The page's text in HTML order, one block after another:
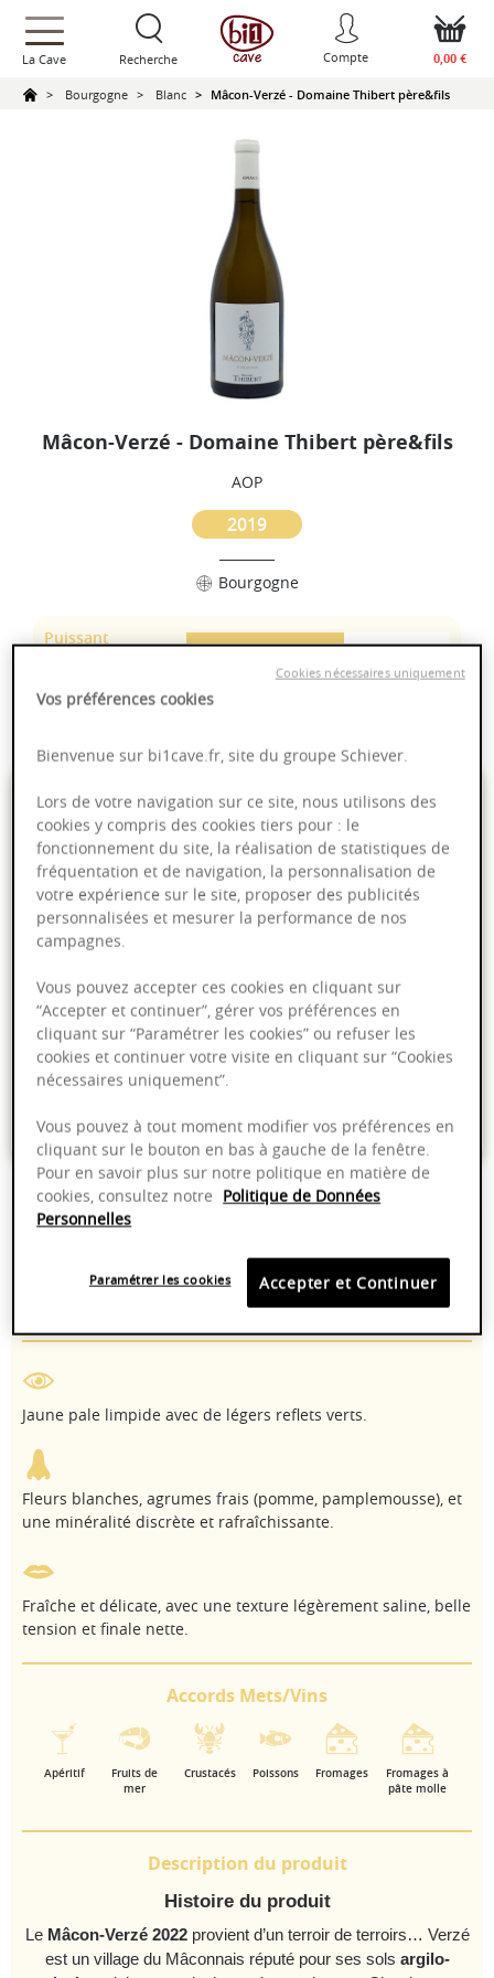
text.skipToContent
text.skipToNavigation
La Cave Recherche Compte 0,00 €
Bourgogne Blanc Mâcon-Verzé - Domaine Thibert père&fils
Mâcon-Verzé - Domaine Thibert père&fils
AOP
2019
Bourgogne
Puissant
Epicé
22,90 €
75cl- soit30,53 €/ L
Livraison offerte dans nos points de vente
Emballage anti-casse
Paiement sécurisé
13,00%
2025 - 2030 Chardonnay
Jaune pale limpide avec de légers reflets verts.
Fleurs blanches, agrumes frais (pomme, pamplemousse), et
une minéralité discrète et rafraîchissante.
Fraîche et délicate, avec une texture légèrement saline, belle
tension et finale nette.
Accords Mets/Vins
Apéritif
Fruits de
mer
Crustacés Poissons Fromages
Fromages à
pâte molle
Description du produit
Histoire du produit
Le Mâcon‑Verzé 2022provient d’un terroir de terroirs… Verzé
est un village du Mâconnais réputé pour ses sols argilo-
Vos préférences cookies
Bienvenue sur bi1cave.fr, site du groupe Schiever.
Lors de votre navigation sur ce site, nous utilisons des
cookies y compris des cookies tiers pour : le
fonctionnement du site, la réalisation de statistiques de
fréquentation et de navigation, la personnalisation de
votre expérience sur le site, proposer des publicités
personnalisées et mesurer la performance de nos
campagnes.
Vous pouvez accepter ces cookies en cliquant sur
“Accepter et continuer”, gérer vos préférences en
cliquant sur “Paramétrer les cookies” ou refuser les
cookies et continuer votre visite en cliquant sur “Cookies
nécessaires uniquement”.
Vous pouvez à tout moment modifier vos préférences en
cliquant sur le bouton en bas à gauche de la fenêtre.
Pour en savoir plus sur notre politique en matière de
cookies, consultez notre Politique de Données
Personnelles
Accepter et Continuer
Paramétrer les cookies
Cookies nécessaires uniquement